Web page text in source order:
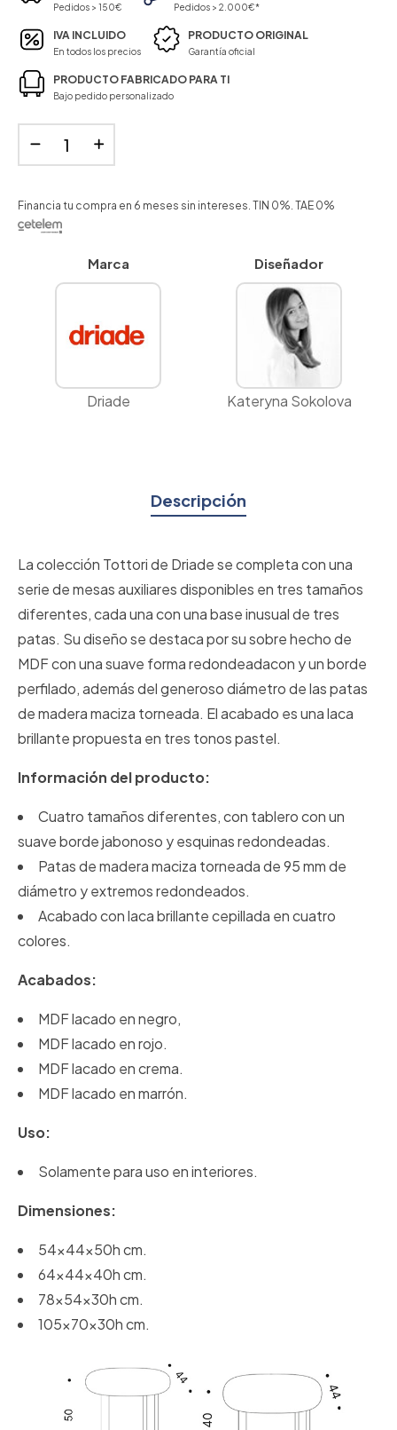
Pedidos > 150€ Pedidos > 2.000€*
IVA INCLUIDO
En todos los precios
PRODUCTO ORIGINAL
Garantía oficial
PRODUCTO FABRICADO PARA TI
Bajo pedido personalizado
Financia tu compra en 6 meses sin intereses. TIN 0%. TAE 0%
Marca
Driade
Diseñador
Kateryna Sokolova
Descripción
La colección Tottori de Driade se completa con una
serie de mesas auxiliares disponibles en tres tamaños
diferentes, cada una con una base inusual de tres
patas. Su diseño se destaca por su sobre hecho de
MDF con una suave forma redondeadacon y un borde
perfilado, además del generoso diámetro de las patas
de madera maciza torneada. El acabado es una laca
brillante propuesta en tres tonos pastel.
Información del producto:
Cuatro tamaños diferentes, con tablero con un
suave borde jabonoso y esquinas redondeadas.
Patas de madera maciza torneada de 95 mm de
diámetro y extremos redondeados.
Acabado con laca brillante cepillada en cuatro
colores.
Acabados:
MDF lacado en negro,
MDF lacado en rojo.
MDF lacado en crema.
MDF lacado en marrón.
Uso:
Solamente para uso en interiores.
Dimensiones:
54x44x50h cm.
64x44x40h cm.
78x54x30h cm.
105x70x30h cm.